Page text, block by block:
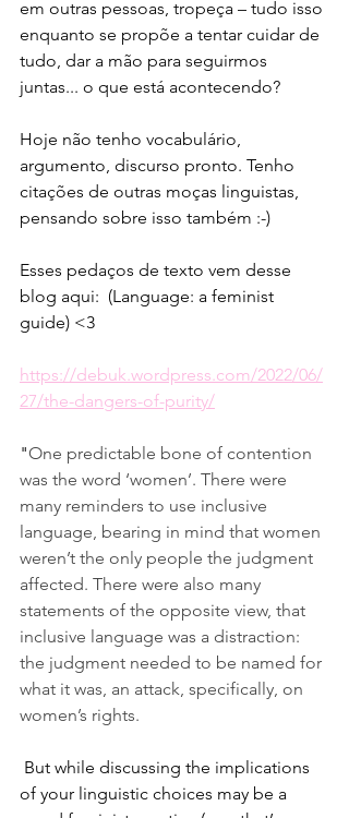
em outras pessoas, tropeça – tudo isso
enquanto se propõe a tentar cuidar de
tudo, dar a mão para seguirmos
juntas... o que está acontecendo?
Hoje não tenho vocabulário,
argumento, discurso pronto. Tenho
citações de outras moças linguistas,
pensando sobre isso também :-)
Esses pedaços de texto vem desse
blog aqui:  (Language: a feminist
guide) <3
https://debuk.wordpress.com/2022/06/
27/the-dangers-of-purity/
"One predictable bone of contention
was the word ‘women’. There were
many reminders to use inclusive
language, bearing in mind that women
weren’t the only people the judgment
affected. There were also many
statements of the opposite view, that
inclusive language was a distraction:
the judgment needed to be named for
what it was, an attack, specifically, on
women’s rights.
of your linguistic choices may be a